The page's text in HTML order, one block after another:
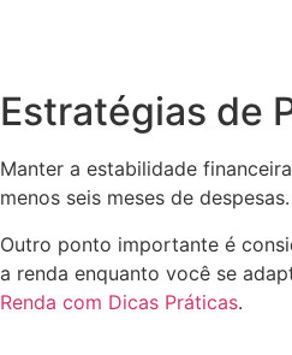
Estratégias de
Manter a estabilidade
menos seis meses de
Outro ponto importante é
a renda enquanto você se
Renda com Dicas Práticas.